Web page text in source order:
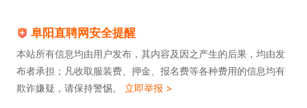
阜阳直聘网安全提醒
本站所有信息均由用户发布，其内容及因之产生的后果，均由发
布者承担；凡收取服装费、押金、报名费等各种费用的信息均有
欺诈嫌疑，请保持警惕。 立即举报 >